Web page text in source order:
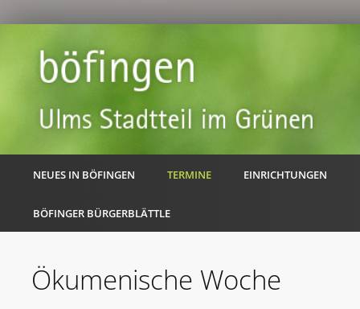
NEUES IN BÖFINGEN TERMINE EINRICHTUNGEN
BÖFINGER BÜRGERBLÄTTLE
Ökumenische Woche